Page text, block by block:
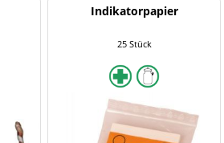
Indikatorpapier
25 Stück